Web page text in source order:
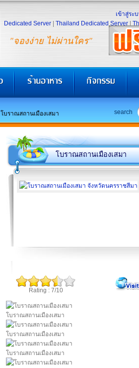
"จองง่าย ไม่ผ่านใคร"
เข้าสู่ระ
Dedicated Server
Thailand Dedicated Server
โบราณสถานเมืองเสมา search
โบราณสถานเมืองเสมา
Rating : 7/10
โบราณสถานเมืองเสมา
โบราณสถานเมืองเสมา
โบราณสถานเมืองเสมา